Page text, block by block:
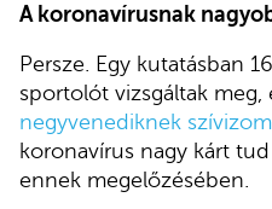
A koronavírusnak
Persze. Egy kutatásban
sportolót vizsgáltak meg,
negyvenediknek
koronavírus nagy kárt
ennek megelőzésében.